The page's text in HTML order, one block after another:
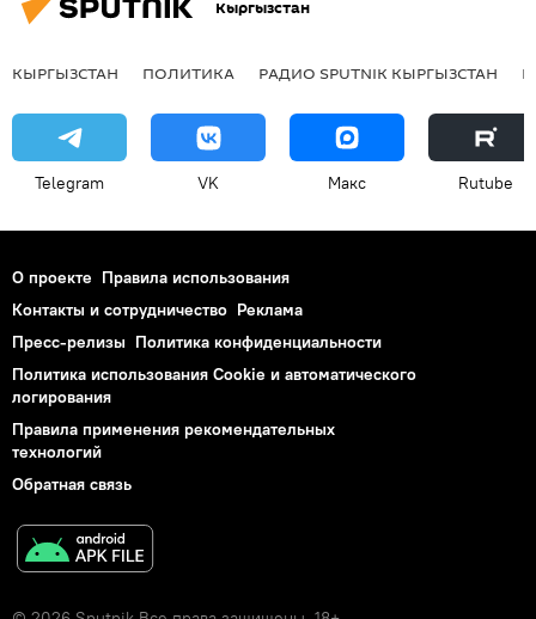
Кыргызстан
КЫРГЫЗСТАН ПОЛИТИКА РАДИО SPUTNIK КЫРГЫЗСТАН
Telegram VK Макс Rutube
О проекте Правила использования
Контакты и сотрудничество Реклама
Пресс-релизы Политика конфиденциальности
Политика использования Cookie и автоматического
логирования
Правила применения рекомендательных
технологий
Обратная связь